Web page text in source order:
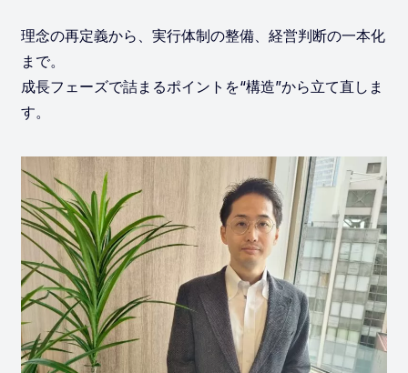
理念の再定義から、実行体制の整備、経営判断の一本化
まで。
成長フェーズで詰まるポイントを“構造”から立て直しま
す。